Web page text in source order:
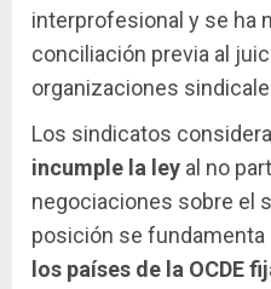
interprofesional y se ha
conciliación previa al
organizaciones
Los sindicatos
incumple la ley al no
negociaciones sobre el
posición se fundamenta
los países de la OCDE